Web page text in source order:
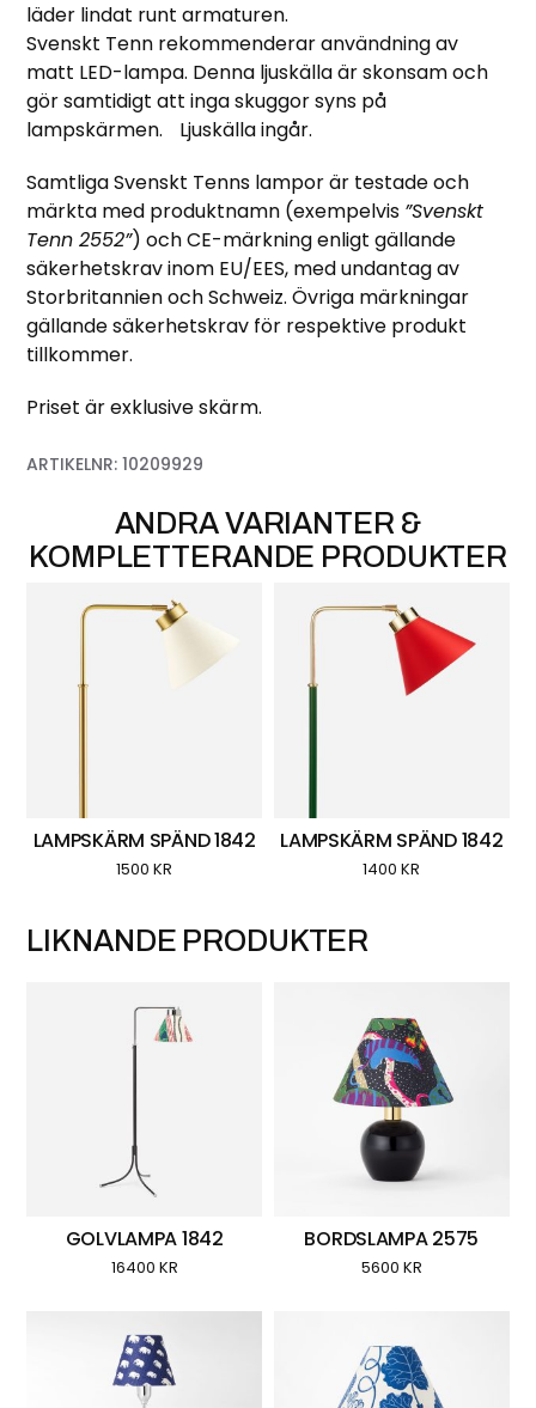
läder lindat runt armaturen.
Svenskt Tenn rekommenderar användning av
matt LED-lampa. Denna ljuskälla är skonsam och
gör samtidigt att inga skuggor syns på
lampskärmen. Ljuskälla ingår.
Samtliga Svenskt Tenns lampor är testade och
märkta med produktnamn (exempelvis ”Svenskt
Tenn 2552”) och CE-märkning enligt gällande
säkerhetskrav inom EU/EES, med undantag av
Storbritannien och Schweiz. Övriga märkningar
gällande säkerhetskrav för respektive produkt
tillkommer.
Priset är exklusive skärm.
ARTIKELNR:10209929
LAMPSKÄRM SPÄND 1842
1500KR
LAMPSKÄRM SPÄND 1842
1400KR
LIKNANDE PRODUKTER
GOLVLAMPA 1842
16400 KR
BORDSLAMPA 2575
5600 KR